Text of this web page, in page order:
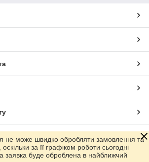
маркетплейсіProm.ua
не може швидко обробляти замовлення та
за її графіком роботи сьогодні
заявка буде оброблена в найближчий